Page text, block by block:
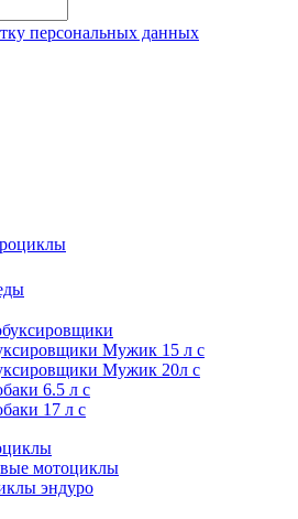
персональных данных
Мужик 15 л с
Мужик 20л с
6.5 л с
17 л с
мотоциклы
эндуро